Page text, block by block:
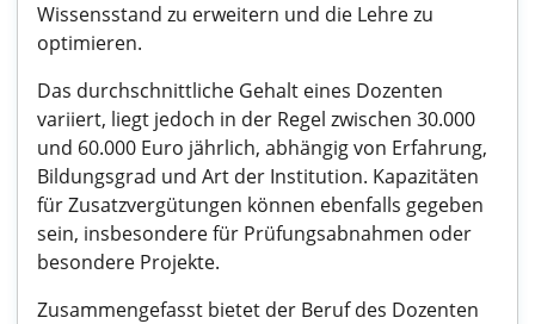
Wissensstand zu erweitern und die Lehre zu
optimieren.
Das durchschnittliche Gehalt eines Dozenten
variiert, liegt jedoch in der Regel zwischen 30.000
und 60.000 Euro jährlich, abhängig von Erfahrung,
Bildungsgrad und Art der Institution. Kapazitäten
für Zusatzvergütungen können ebenfalls gegeben
sein, insbesondere für Prüfungsabnahmen oder
besondere Projekte.
Zusammengefasst bietet der Beruf des Dozenten